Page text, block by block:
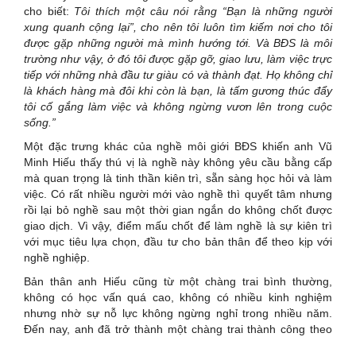
cho biết: Tôi thích một câu nói rằng “Bạn là những người
xung quanh cộng lại”, cho nên tôi luôn tìm kiếm nơi cho tôi
được gặp những người mà mình hướng tới. Và BĐS là môi
trường như vậy, ở đó tôi được gặp gỡ, giao lưu, làm việc trực
tiếp với những nhà đầu tư giàu có và thành đạt. Họ không chỉ
là khách hàng mà đôi khi còn là bạn, là tấm gương thúc đẩy
tôi cố gắng làm việc và không ngừng vươn lên trong cuộc
sống.”
Một đặc trưng khác của nghề môi giới BĐS khiến anh Vũ
Minh Hiếu thấy thú vị là nghề này không yêu cầu bằng cấp
mà quan trọng là tinh thần kiên trì, sẵn sàng học hỏi và làm
việc. Có rất nhiều người mới vào nghề thì quyết tâm nhưng
rồi lại bỏ nghề sau một thời gian ngắn do không chốt được
giao dịch. Vì vậy, điểm mấu chốt để làm nghề là sự kiên trì
với mục tiêu lựa chọn, đầu tư cho bản thân để theo kịp với
nghề nghiệp.
Bản thân anh Hiếu cũng từ một chàng trai bình thường,
không có học vấn quá cao, không có nhiều kinh nghiệm
nhưng nhờ sự nỗ lực không ngừng nghỉ trong nhiều năm.
Đến nay, anh đã trở thành một chàng trai thành công theo